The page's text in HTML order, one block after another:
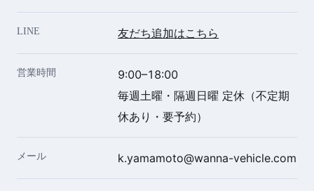
LINE 友だち追加はこちら
営業時間
9:00–18:00
毎週土曜・隔週日曜 定休（不定期
休あり・要予約）
メール k.yamamoto@wanna-vehicle.com